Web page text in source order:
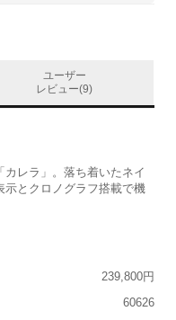
ユーザー
レビュー(9)
レラ」。落ち着いたネイ
示とクロノグラフ搭載で機
239,800円
60626